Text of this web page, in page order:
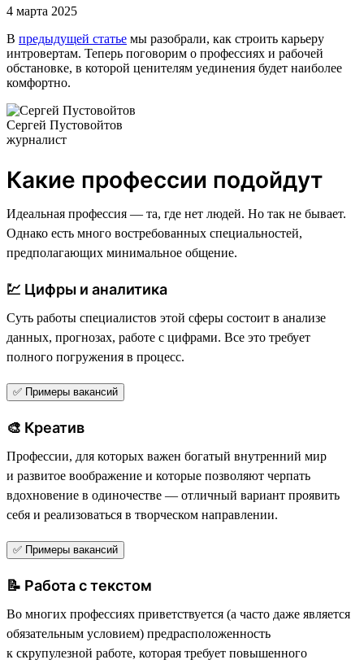
4 марта 2025
В предыдущей статье мы разобрали, как строить карьеру
интровертам. Теперь поговорим о профессиях и рабочей
обстановке, в которой ценителям уединения будет наиболее
комфортно.
Сергей Пустовойтов
журналист
Какие профессии подойдут
Идеальная профессия — та, где нет людей. Но так не бывает.
Однако есть много востребованных специальностей,
предполагающих минимальное общение.
💹 Цифры и аналитика
Суть работы специалистов этой сферы состоит в анализе
данных, прогнозах, работе с цифрами. Все это требует
полного погружения в процесс.
✅ Примеры вакансий
🎨 Креатив
Профессии, для которых важен богатый внутренний мир
и развитое воображение и которые позволяют черпать
вдохновение в одиночестве — отличный вариант проявить
себя и реализоваться в творческом направлении.
✅ Примеры вакансий
📝 Работа с текстом
Во многих профессиях приветствуется (а часто даже является
обязательным условием) предрасположенность
к скрупулезной работе, которая требует повышенного